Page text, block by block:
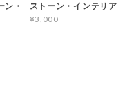
ン・
ストーン・インテリア
¥3,000